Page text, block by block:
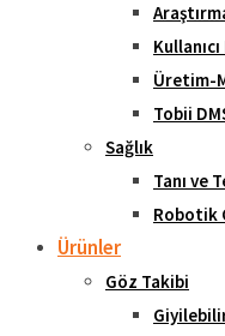
Üretim-
Tobii
Sağlık
Tanı ve
Robotik
Ürünler
Göz Takibi